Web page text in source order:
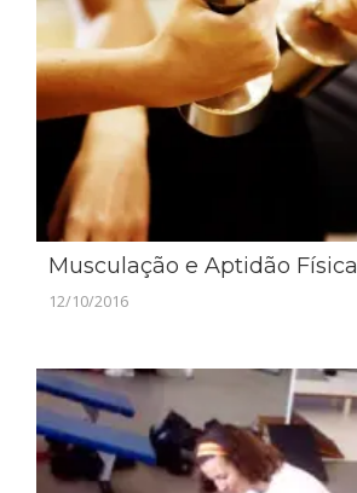
Musculação e Aptidão Física
12/10/2016